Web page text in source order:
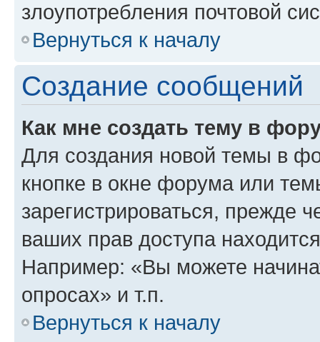
злоупотребления почтовой
Вернуться к началу
Создание сообщений
Как мне создать тему в
Для создания новой темы в
кнопке в окне форума или
зарегистрироваться, прежде
ваших прав доступа
Например: «Вы можете
опросах» и т.п.
Вернуться к началу